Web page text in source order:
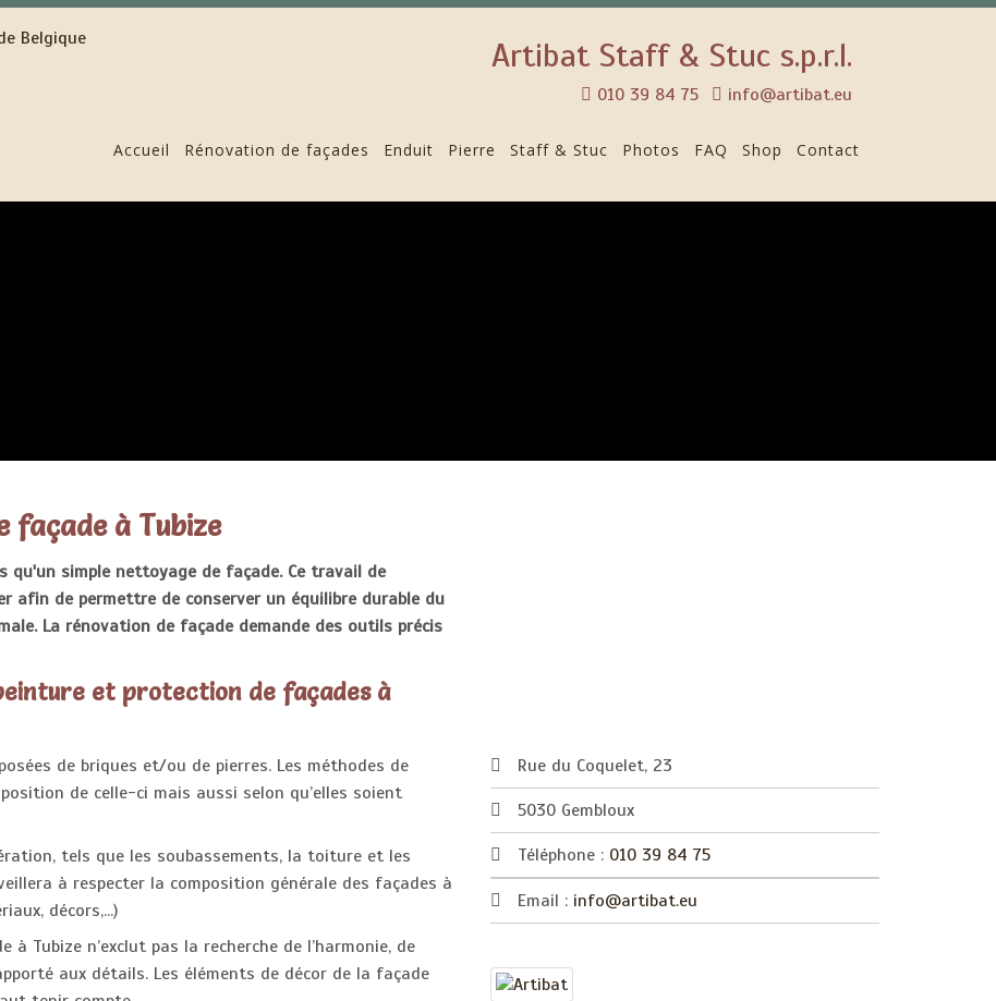
Artibat Staff & Stuc s.p.r.l.
010 39 84 75 info@artibat.eu
Accueil Rénovation de façades Enduit Pierre Staff & Stuc Photos FAQ Shop Contact
façade à Tubize
qu'un simple nettoyage de façade. Ce travail de
de permettre de conserver un équilibre durable du
La rénovation de façade demande des outils précis
et protection de façades à
de briques et/ou de pierres. Les méthodes de
de celle-ci mais aussi selon qu’elles soient
tels que les soubassements, la toiture et les
à respecter la composition générale des façades à
décors,...)
à Tubize n’exclut pas la recherche de l’harmonie, de
aux détails. Les éléments de décor de la façade
Rue du Coquelet, 23
5030 Gembloux
Téléphone : 010 39 84 75
Email : info@artibat.eu